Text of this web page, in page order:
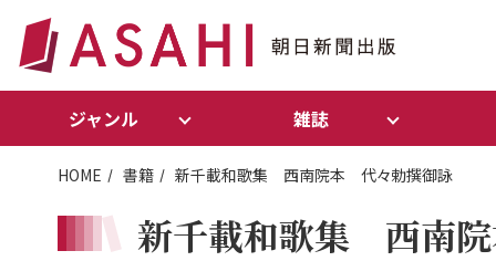
ジャンル 雑誌
HOME 書籍 新千載和歌集 西南院本 代々勅撰御詠
新千載和歌集 西南